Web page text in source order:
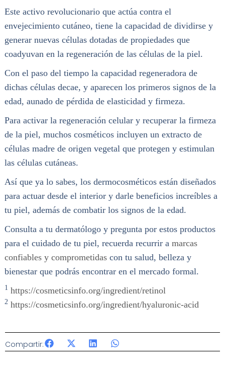
Este activo revolucionario que actúa contra el
envejecimiento cutáneo, tiene la capacidad de dividirse y
generar nuevas células dotadas de propiedades que
coadyuvan en la regeneración de las células de la piel.
Con el paso del tiempo la capacidad regeneradora de
dichas células decae, y aparecen los primeros signos de la
edad, aunado de pérdida de elasticidad y firmeza.
Para activar la regeneración celular y recuperar la firmeza
de la piel, muchos cosméticos incluyen un extracto de
células madre de origen vegetal que protegen y estimulan
las células cutáneas.
Así que ya lo sabes, los dermocosméticos están diseñados
para actuar desde el interior y darle beneficios increíbles a
tu piel, además de combatir los signos de la edad.
Consulta a tu dermatólogo y pregunta por estos productos
para el cuidado de tu piel, recuerda recurrir a marcas
confiables y comprometidascon tu salud, belleza y
bienestar que podrás encontrar en el mercado formal.
1 https://cosmeticsinfo.org/ingredient/retinol
2 https://cosmeticsinfo.org/ingredient/hyaluronic-acid
Compartir: